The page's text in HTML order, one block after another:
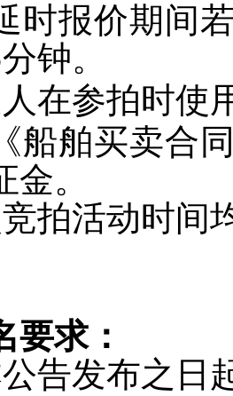
时报价期间
分钟。
在参拍时使
船舶买卖合
。
拍活动时间
要求：
告发布之日